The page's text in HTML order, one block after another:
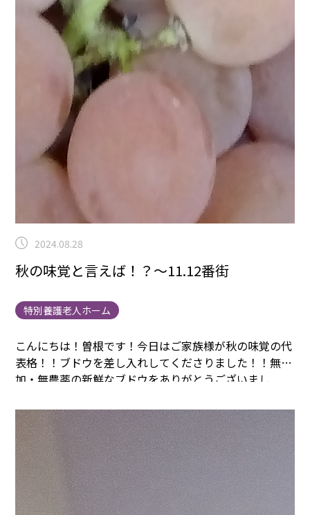
2024.08.28
秋の味覚と言えば！？～11.12番街
特別養護老人ホーム
こんにちは！曽根です！今日はご家族様が秋の味覚の代
表格！！ブドウを差し入れしてくださりました！！無添
加・無農薬の新鮮なブドウをありがとうございまし
なさん、今日も一日がんばりましょう！！まごころタウ
ン＊静岡でのお仕事に興味のある方は
コチラ